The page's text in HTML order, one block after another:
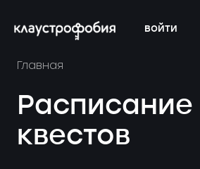
войти
Главная
Расписание
квестов